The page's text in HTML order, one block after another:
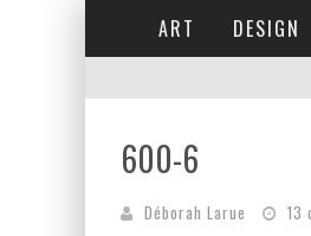
ART DESIGN
600-6
Déborah Larue 13